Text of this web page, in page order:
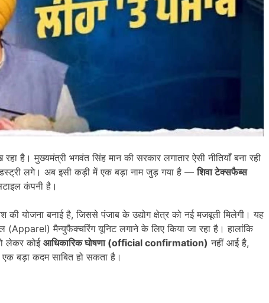
रहा है। मुख्यमंत्री भगवंत सिंह मान की सरकार लगातार ऐसी नीतियाँ बना रही
लगे। अब इसी कड़ी में एक बड़ा नाम जुड़ गया है —शिवा टेक्सफैब्स
कंपनी है।
की योजना बनाई है, जिससे पंजाब के उद्योग क्षेत्र को नई मजबूती मिलेगी। यह
(Apparel) मैन्युफैक्चरिंग यूनिट लगाने के लिए किया जा रहा है। हालांकि
लेकर कोई आधिकारिक घोषणा (official confirmation) नहीं आई है,
बड़ा कदम साबित हो सकता है।